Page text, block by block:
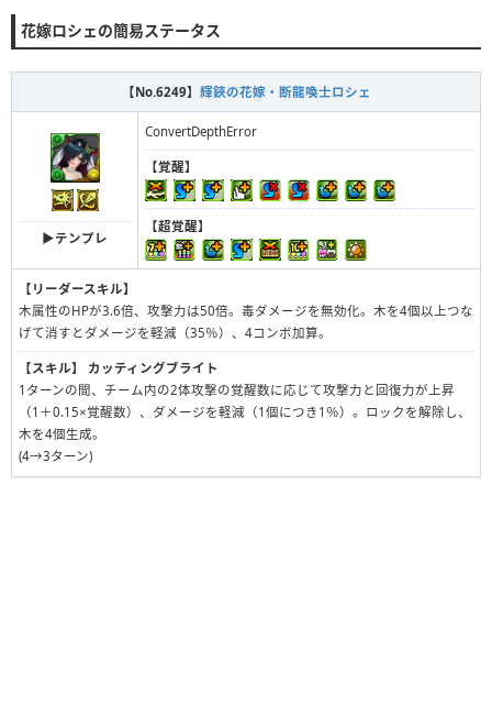
花嫁ロシェの簡易ステータス
【No.6249】 輝鋏の花嫁・断龍喚士ロシェ
▶︎テンプレ
ConvertDepthError
【覚醒】
【超覚醒】
【リーダースキル】
木属性のHPが3.6倍、攻撃力は50倍。毒ダメージを無効化。木を4個以上つな
げて消すとダメージを軽減（35％）、4コンボ加算。
【スキル】
カッティングブライト
1ターンの間、チーム内の2体攻撃の覚醒数に応じて攻撃力と回復力が上昇
（1＋0.15×覚醒数）、ダメージを軽減（1個につき1％）。ロックを解除し、
木を4個生成。
(4→3ターン)